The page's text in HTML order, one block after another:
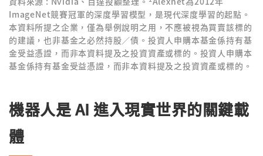
ImageNet競賽冠軍的深度學習模型，是現代深度學習的起點。
本資料所提之企業，僅為舉例說明之用，不應被視為買賣該標的
的建議，也非基金之必然持股／債。投資人申購本基金係持有基
金受益憑證，而非本資料提及之投資資產或標的。投資人申購本
基金係持有基金受益憑證，而非本資料提及之投資資產或標的。
機器人是 AI 進入現實世界的關鍵載
體